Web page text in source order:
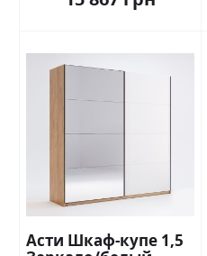
Асти Шкаф-купе 1,5